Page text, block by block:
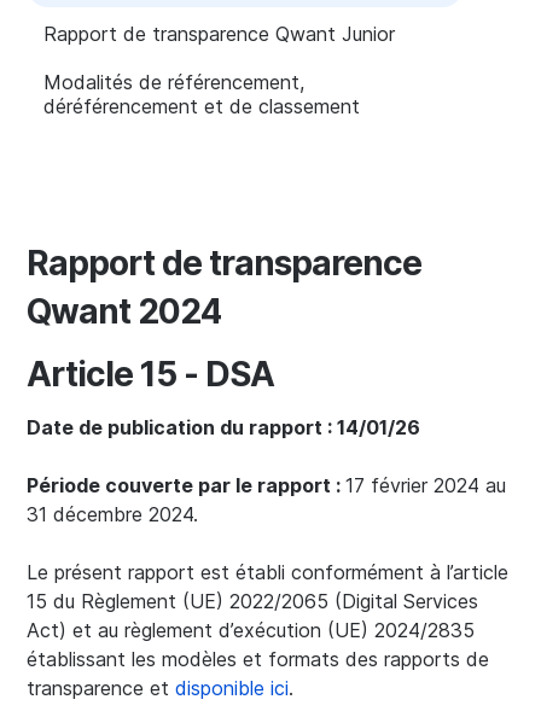
Rapport de transparence Qwant Junior
Modalités de référencement,
déréférencement et de classement
Rapport de transparence
Qwant 2024
Article 15 - DSA
Date de publication du rapport : 14/01/26
Période couverte par le rapport : 17 février 2024 au
31 décembre 2024.
Le présent rapport est établi conformément à l’article
15 du Règlement (UE) 2022/2065 (Digital Services
Act) et au règlement d’exécution (UE) 2024/2835
établissant les modèles et formats des rapports de
transparence et disponible ici.